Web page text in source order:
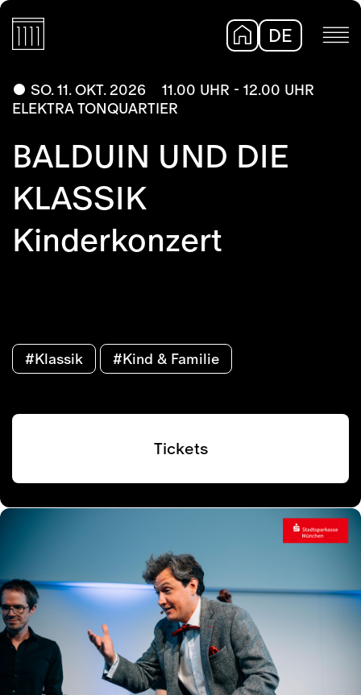
DE
SO. 11. OKT. 2026
11.00 UHR - 12.00 UHR
ELEKTRA TONQUARTIER
BALDUIN UND DIE
KLASSIK
Kinderkonzert
#Klassik #Kind & Familie
Tickets